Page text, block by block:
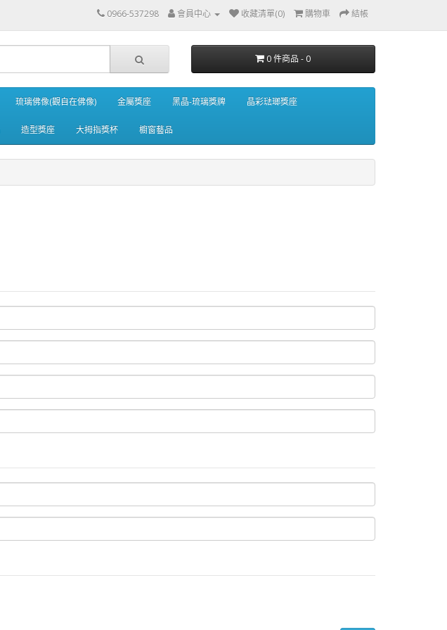
0966-537298 會員中心 收藏清單(0) 購物車 結帳
0 件商品 - 0
琉璃佛像(觀自在佛像) 金屬獎座 黑晶-琉璃獎牌 晶彩琺瑯獎座
造型獎座 大拇指獎杯 櫥窗藝品